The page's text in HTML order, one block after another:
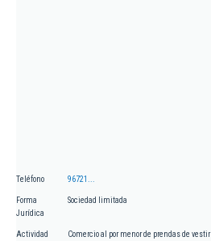
Teléfono 96721...
Forma
Jurídica
Sociedad limitada
Actividad Comercio al por menor de prendas de vestir